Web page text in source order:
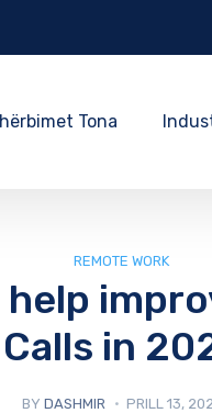
Tona
REMOTE WORK
Calls in
BY DASHMIR PRILL 13,